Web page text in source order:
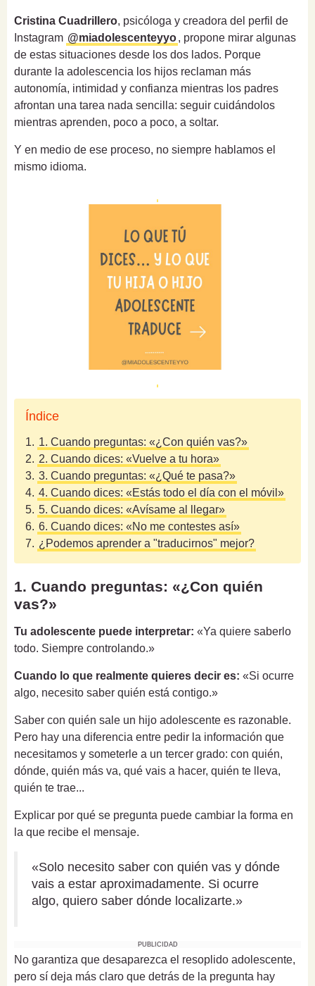
Cristina Cuadrillero, psicóloga y creadora del perfil de
Instagram @miadolescenteyyo, propone mirar algunas
de estas situaciones desde los dos lados. Porque
durante la adolescencia los hijos reclaman más
autonomía, intimidad y confianza mientras los padres
afrontan una tarea nada sencilla: seguir cuidándolos
mientras aprenden, poco a poco, a soltar.
Y en medio de ese proceso, no siempre hablamos el
mismo idioma.
Índice
1. 1. Cuando preguntas: «¿Con quién vas?»
2. 2. Cuando dices: «Vuelve a tu hora»
3. 3. Cuando preguntas: «¿Qué te pasa?»
4. 4. Cuando dices: «Estás todo el día con el móvil»
5. 5. Cuando dices: «Avísame al llegar»
6. 6. Cuando dices: «No me contestes así»
7. ¿Podemos aprender a "traducirnos" mejor?
1. Cuando preguntas: «¿Con quién
vas?»
Tu adolescente puede interpretar: «Ya quiere saberlo
todo. Siempre controlando.»
Cuando lo que realmente quieres decir es: «Si ocurre
algo, necesito saber quién está contigo.»
Saber con quién sale un hijo adolescente es razonable.
Pero hay una diferencia entre pedir la información que
necesitamos y someterle a un tercer grado: con quién,
dónde, quién más va, qué vais a hacer, quién te lleva,
quién te trae...
Explicar por qué se pregunta puede cambiar la forma en
la que recibe el mensaje.
«Solo necesito saber con quién vas y dónde
vais a estar aproximadamente. Si ocurre
algo, quiero saber dónde localizarte.»
PUBLICIDAD
No garantiza que desaparezca el resoplido adolescente,
pero sí deja más claro que detrás de la pregunta hay